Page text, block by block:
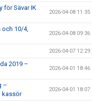
för Sävar IK
2026-04-08 11:35
och 10/4,
2026-04-08 09:36
2026-04-07 12:29
2019 –
2026-04-01 18:46
–
kassör
2026-04-01 18:07